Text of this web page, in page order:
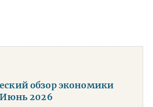
обзор экономики
Июнь 2026